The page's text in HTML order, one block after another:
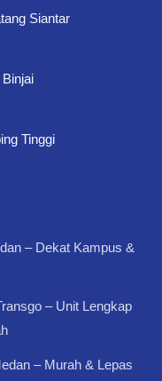
Siantar
Tinggi
– Dekat Kampus &
– Unit Lengkap
– Murah & Lepas